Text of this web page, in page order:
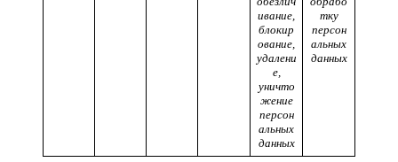
ивание,
блокир
ование,
удалени
е,
уничто
жение
персон
альных
данных
тку
персон
альных
данных